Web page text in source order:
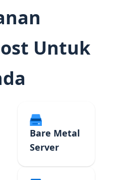
Untuk
Bare Metal
Server